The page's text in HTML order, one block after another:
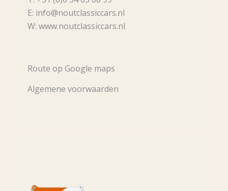
E: info@noutclassiccars.nl
W: www.noutclassiccars.nl
Route op Google maps
Algemene voorwaarden